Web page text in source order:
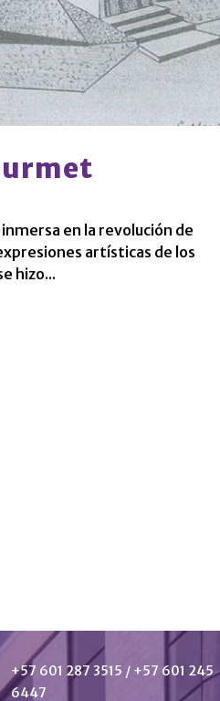
en la revolución de
artísticas de los
hizo...
+57 601 287 3515 / +57 601 245
6447